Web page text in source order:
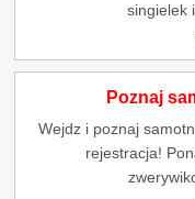
singielek
Poznaj
Wejdz i poznaj
rejestracja!